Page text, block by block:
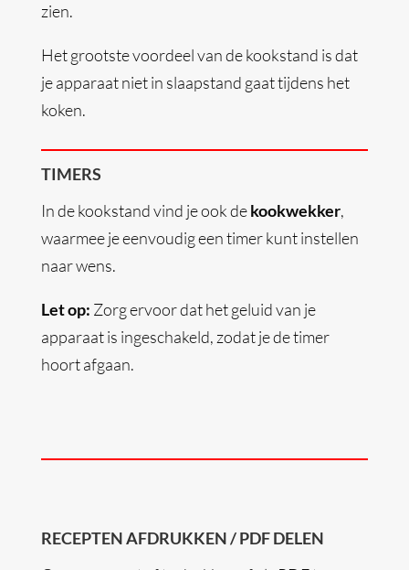
zien.
Het grootste voordeel van de kookstand is dat
je apparaat niet in slaapstand gaat tijdens het
koken.
TIMERS
In de kookstand vind je ook dekookwekker,
waarmee je eenvoudig een timer kunt instellen
naar wens.
Let op: Zorg ervoor dat het geluid van je
apparaat is ingeschakeld, zodat je de timer
hoort afgaan.
RECEPTEN AFDRUKKEN / PDF DELEN